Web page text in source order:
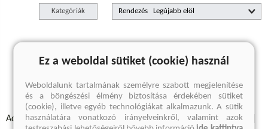
Kategóriák Rendezés
A keresett kifejezésre nincs találat
Adatvédelmi szabályzatok Elállási felmondási nyilatkozat
Ez a weboldal sütiket (cookie) használ
Weboldalunk tartalmának személyre szabott megjelenítése
és a böngészési élmény biztosítása érdekében sütiket
(cookie), illetve egyéb technológiákat alkalmazunk. A sütik
használatára vonatkozó irányelveinkről, valamint azok